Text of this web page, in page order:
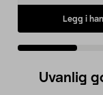
Legg i
Uvanlig